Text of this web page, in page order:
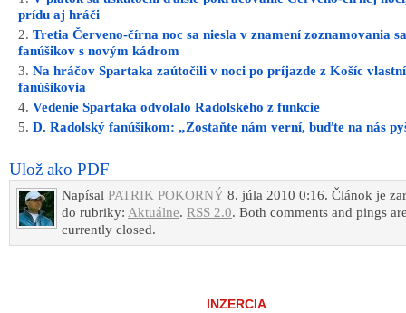
prídu aj hráči
Tretia Červeno-čírna noc sa niesla v znamení zoznamovania sa
fanúšikov s novým kádrom
Na hráčov Spartaka zaútočili v noci po príjazde z Košíc vlastní
fanúšikovia
Vedenie Spartaka odvolalo Radolského z funkcie
D. Radolský fanúšikom: „Zostaňte nám verní, buďte na nás
Ulož ako PDF
Napísal PATRIK POKORNÝ 8. júla 2010 0:16. Článok je
do rubriky: Aktuálne. RSS 2.0. Both comments and pings
currently closed.
INZERCIA